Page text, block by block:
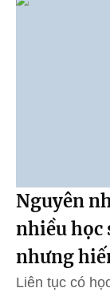
Nguyên
nhiều học
nhưng
Liên tục có